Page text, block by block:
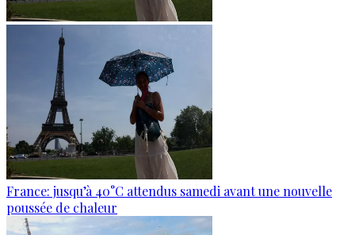
France: jusqu’à 40°C attendus samedi avant une nouvelle
poussée de chaleur